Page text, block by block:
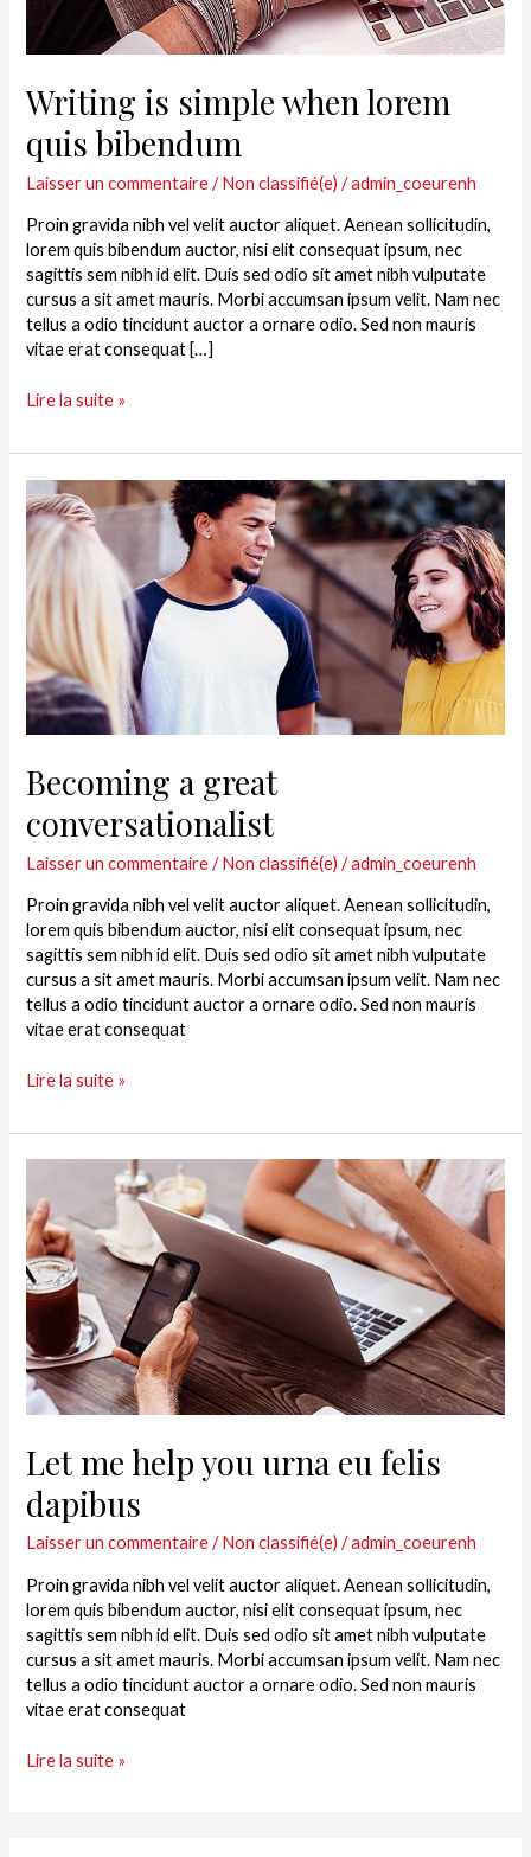
Writing is simple when lorem
quis bibendum
Laisser un commentaire /Non classifié(e) /admin_coeurenh
Proin gravida nibh vel velit auctor aliquet. Aenean sollicitudin,
lorem quis bibendum auctor, nisi elit consequat ipsum, nec
sagittis sem nibh id elit. Duis sed odio sit amet nibh vulputate
cursus a sit amet mauris. Morbi accumsan ipsum velit. Nam nec
tellus a odio tincidunt auctor a ornare odio. Sed non mauris
vitae erat consequat […]
Lire la suite »
Becoming a great
conversationalist
Laisser un commentaire /Non classifié(e) /admin_coeurenh
Proin gravida nibh vel velit auctor aliquet. Aenean sollicitudin,
lorem quis bibendum auctor, nisi elit consequat ipsum, nec
sagittis sem nibh id elit. Duis sed odio sit amet nibh vulputate
cursus a sit amet mauris. Morbi accumsan ipsum velit. Nam nec
tellus a odio tincidunt auctor a ornare odio. Sed non mauris
vitae erat consequat
Becoming
a
great
conversationalist
Lire la suite »
Let me help you urna eu felis
dapibus
Laisser un commentaire / Non classifié(e) /admin_coeurenh
Proin gravida nibh vel velit auctor aliquet. Aenean sollicitudin,
lorem quis bibendum auctor, nisi elit consequat ipsum, nec
sagittis sem nibh id elit. Duis sed odio sit amet nibh vulputate
cursus a sit amet mauris. Morbi accumsan ipsum velit. Nam nec
tellus a odio tincidunt auctor a ornare odio. Sed non mauris
vitae erat consequat
me
help
you
urna
eu
dapibus
Lire la suite »